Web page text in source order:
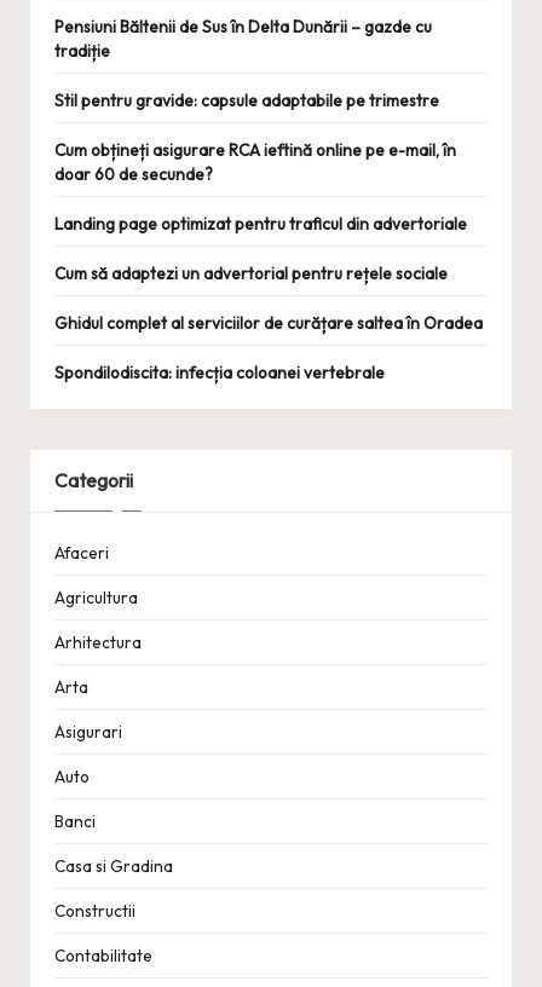
Pensiuni Băltenii de Sus în Delta Dunării – gazde cu
tradiție
Stil pentru gravide: capsule adaptabile pe trimestre
Cum obțineți asigurare RCA ieftină online pe e-mail, în
doar 60 de secunde?
Landing page optimizat pentru traficul din advertoriale
Cum să adaptezi un advertorial pentru rețele sociale
Ghidul complet al serviciilor de curățare saltea în Oradea
Spondilodiscita: infecția coloanei vertebrale
Categorii
Afaceri
Agricultura
Arhitectura
Arta
Asigurari
Auto
Banci
Casa si Gradina
Constructii
Contabilitate